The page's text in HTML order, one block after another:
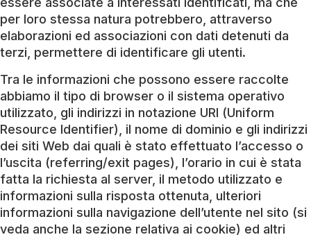
per loro stessa natura potrebbero, attraverso
elaborazioni ed associazioni con dati detenuti da
terzi, permettere di identificare gli utenti.
Tra le informazioni che possono essere raccolte
abbiamo il tipo di browser o il sistema operativo
utilizzato, gli indirizzi in notazione URI (Uniform
Resource Identifier), il nome di dominio e gli indirizzi
dei siti Web dai quali è stato effettuato l’accesso o
l’uscita (referring/exit pages), l’orario in cui è stata
fatta la richiesta al server, il metodo utilizzato e
informazioni sulla risposta ottenuta, ulteriori
informazioni sulla navigazione dell’utente nel sito (si
veda anche la sezione relativa ai cookie) ed altri